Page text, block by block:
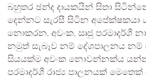
බහුතර ඡන්ද දායකයින් සිතා
දෙන්නට සැරසී සිටින අපේක්ෂකයා
නොකරන, අවංක, ඍජු පරමාදර්ශී
නමුත් සැබෑව නම් දේශපාලනය නම්
සියයක්ම අවංක නොවන්නක්ය
පරමාදර්ශී රාජ්‍ය පාලනයක්